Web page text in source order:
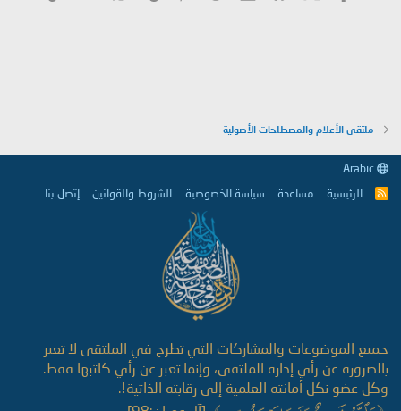
ملتقى الأعلام والمصطلحات الأصولية
R
الرئيسية مساعدة سياسة الخصوصية الشروط والقوانين إتصل بنا
جميع الموضوعات والمشاركات التي تطرح في الملتقى لا تعبر
بالضرورة عن رأي إدارة الملتقى، وإنما تعبر عن رأي كاتبها فقط.
وكل عضو نكل أمانته العلمية إلى رقابته الذاتية!.